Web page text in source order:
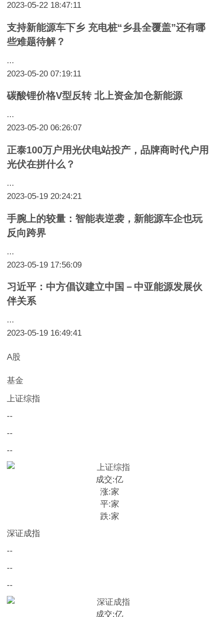
2023-05-22 18:47:11
支持新能源车下乡 充电桩“乡县全覆盖”还有哪
些难题待解？
...
2023-05-20 07:19:11
碳酸锂价格V型反转 北上资金加仓新能源
...
2023-05-20 06:26:07
正泰100万户用光伏电站投产，品牌商时代户用
光伏在拼什么？
...
2023-05-19 20:24:21
手腕上的较量：智能表逆袭，新能源车企也玩
反向跨界
...
2023-05-19 17:56:09
习近平：中方倡议建立中国－中亚能源发展伙
伴关系
...
2023-05-19 16:49:41
A股
基金
上证综指
--
--
--
成交:亿
涨:家
平:家
跌:家
深证成指
--
--
--
成交:亿